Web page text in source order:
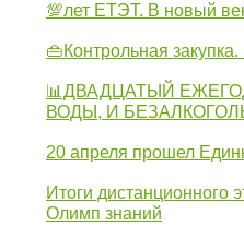
💯лет ЕТЭТ. В новый
👜Контрольная
📊ДВАДЦАТЫЙ
ВОДЫ, И
20 апреля прошел
Итоги дистанционного
Олимп знаний